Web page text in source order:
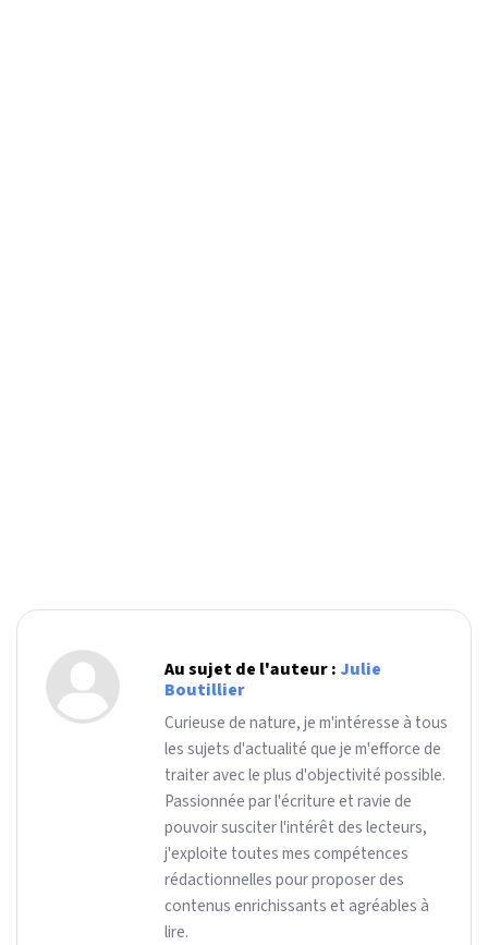
Au sujet de l'auteur : Julie
Boutillier
Curieuse de nature, je m'intéresse à tous
les sujets d'actualité que je m'efforce de
traiter avec le plus d'objectivité possible.
Passionnée par l'écriture et ravie de
pouvoir susciter l'intérêt des lecteurs,
j'exploite toutes mes compétences
rédactionnelles pour proposer des
contenus enrichissants et agréables à
lire.